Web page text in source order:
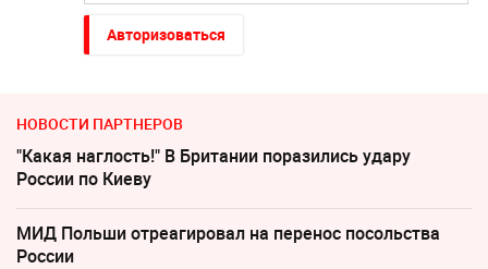
Авторизоваться
НОВОСТИ ПАРТНЕРОВ
"Какая наглость!" В Британии поразились удару
России по Киеву
МИД Польши отреагировал на перенос посольства
России